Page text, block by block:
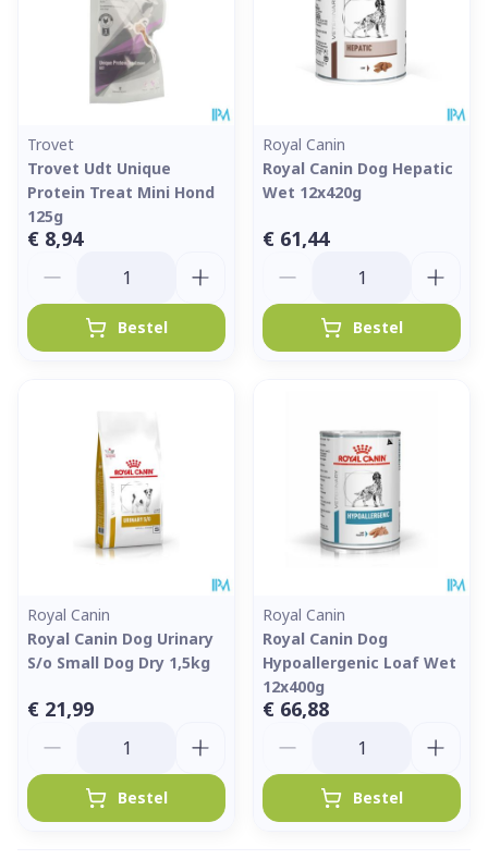
Trovet
Trovet Udt Unique
Protein Treat Mini Hond
125g
€ 8,94
Bestel
Royal Canin
Royal Canin Dog Hepatic
Wet 12x420g
€ 61,44
Bestel
Royal Canin
Royal Canin Dog Urinary
S/o Small Dog Dry 1,5kg
€ 21,99
Bestel
Royal Canin
Royal Canin Dog
Hypoallergenic Loaf Wet
12x400g
€ 66,88
Bestel